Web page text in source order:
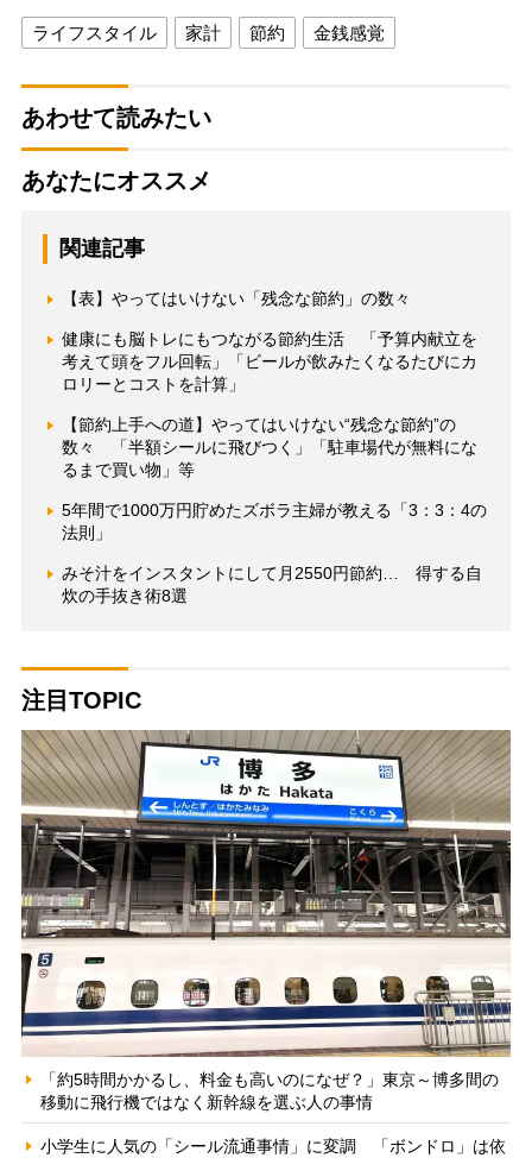
ライフスタイル 家計 節約 金銭感覚
あわせて読みたい
あなたにオススメ
関連記事
【表】やってはいけない「残念な節約」の数々
健康にも脳トレにもつながる節約生活 「予算内献立を
考えて頭をフル回転」「ビールが飲みたくなるたびにカ
ロリーとコストを計算」
【節約上手への道】やってはいけない“残念な節約”の
数々 「半額シールに飛びつく」「駐車場代が無料にな
るまで買い物」等
5年間で1000万円貯めたズボラ主婦が教える「3：3：4の
法則」
みそ汁をインスタントにして月2550円節約… 得する自
炊の手抜き術8選
注目TOPIC
「約5時間かかるし、料金も高いのになぜ？」東京～博多間の
移動に飛行機ではなく新幹線を選ぶ人の事情
小学生に人気の「シール流通事情」に変調 「ボンドロ」は依